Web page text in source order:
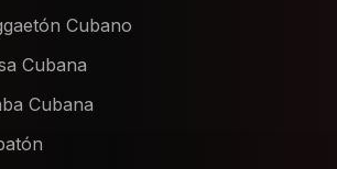
Cubano
Cubana
Cubana